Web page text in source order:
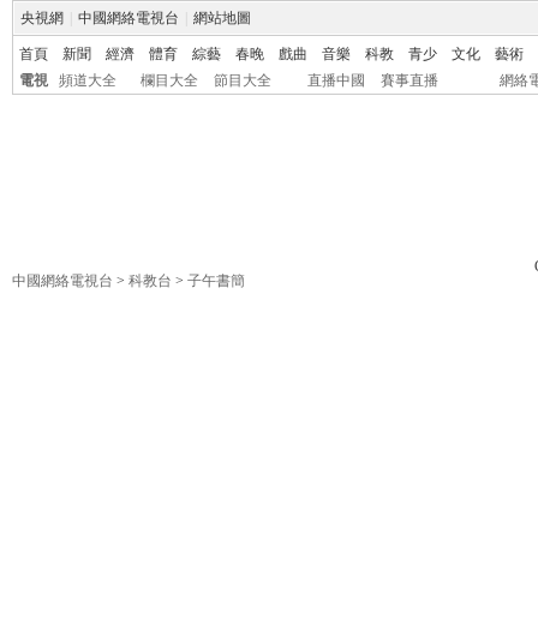
央視網 中國網絡電視台 網站地圖
首頁 新聞 經濟 體育 綜藝 春晚 戲曲 音樂 科教 青少 文化
藝術
電視
頻道大全 欄目大全 節目大全 直播中國 賽事直播 網絡
中國網絡電視台 > 科教台 > 子午書簡